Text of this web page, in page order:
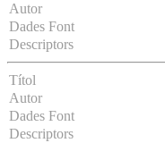
Autor
Dades Font
Descriptors
Títol
Autor
Dades Font
Descriptors